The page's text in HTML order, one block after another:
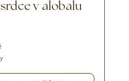
v alobalu